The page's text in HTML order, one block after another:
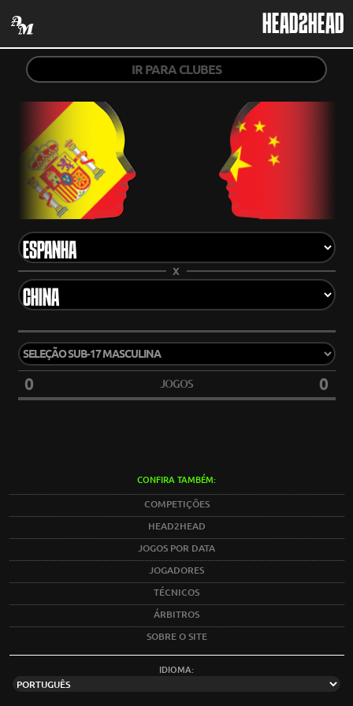
HEAD2HEAD
IR PARA CLUBES
X
0 JOGOS 0
CONFIRA TAMBÉM:
COMPETIÇÕES
HEAD2HEAD
JOGOS POR DATA
JOGADORES
TÉCNICOS
ÁRBITROS
SOBRE O SITE
IDIOMA: